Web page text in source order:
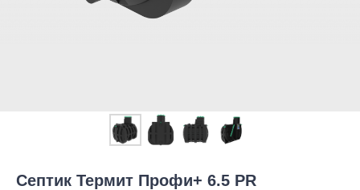
Септик Термит Профи+ 6.5 PR